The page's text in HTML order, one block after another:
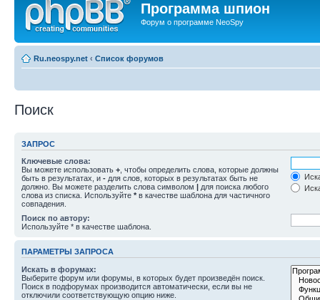
Программа шпион
Форум о программе NeoSpy
Ru.neospy.net ‹ Список форумов
Поиск
ЗАПРОС
Ключевые слова:
Вы можете использовать + , чтобы определить слова, которые должны
быть в результатах, и - для слов, которых в результатах быть не
должно. Вы можете разделить слова символом | для поиска любого
слова из списка. Используйте * в качестве шаблона для частичного
совпадения.
Поиск по автору:
Используйте * в качестве шаблона.
ПАРАМЕТРЫ ЗАПРОСА
Искать в форумах:
Выберите форум или форумы, в которых будет произведён поиск.
Поиск в подфорумах производится автоматически, если вы не
отключили соответствующую опцию ниже.